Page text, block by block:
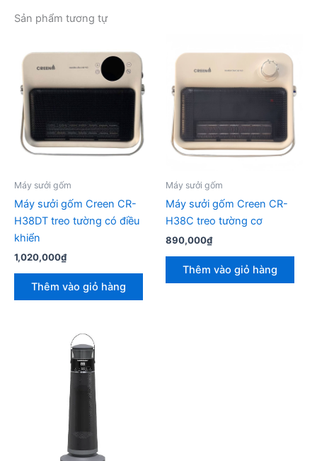
Sản phẩm tương tự
Máy sưởi gốm
Máy sưởi gốm Creen CR-
H38DT treo tường có điều
khiển
1,020,000₫
Thêm vào giỏ hàng
Máy sưởi gốm
Máy sưởi gốm Creen CR-
H38C treo tường cơ
890,000₫
Thêm vào giỏ hàng